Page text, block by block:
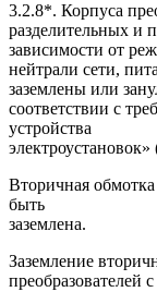
3.2.8*. Корпуса
разделительных и
зависимости от
нейтрали сети,
заземлены или
соответствии с
устройства
Вторичная
быть
заземлена.
Заземление
преобразователей